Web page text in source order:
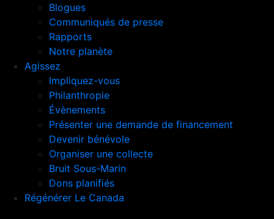
Blogues
Communiqués de presse
Rapports
Notre planète
Agissez
Impliquez-vous
Philanthropie
Évènements
Présenter une demande de financement
Devenir bénévole
Organiser une collecte
Bruit Sous-Marin
Dons planifiés
Régénérer Le Canada